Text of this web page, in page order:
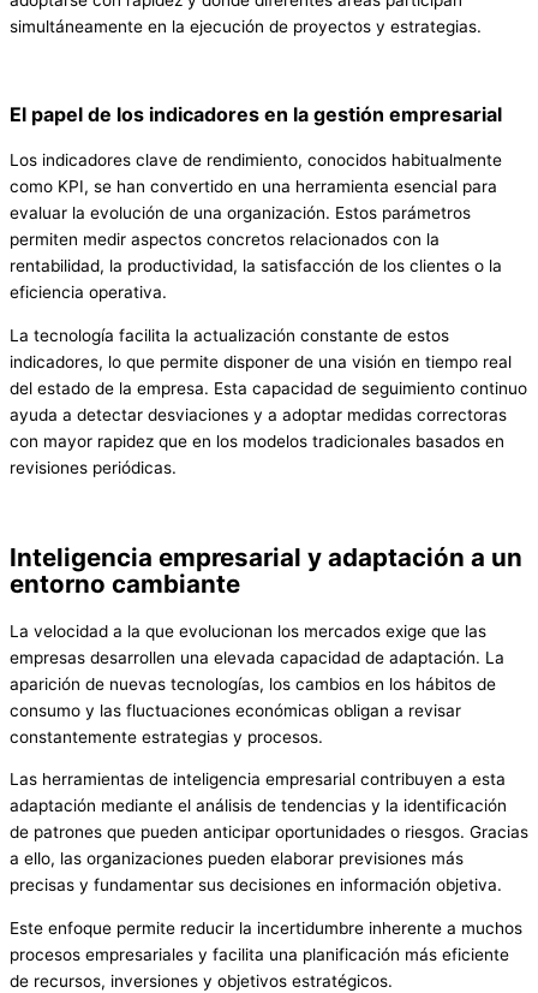
simultáneamente en la ejecución de proyectos y estrategias.
El papel de los indicadores en la gestión empresarial
Los indicadores clave de rendimiento, conocidos habitualmente
como KPI, se han convertido en una herramienta esencial para
evaluar la evolución de una organización. Estos parámetros
permiten medir aspectos concretos relacionados con la
rentabilidad, la productividad, la satisfacción de los clientes o la
eficiencia operativa.
La tecnología facilita la actualización constante de estos
indicadores, lo que permite disponer de una visión en tiempo real
del estado de la empresa. Esta capacidad de seguimiento continuo
ayuda a detectar desviaciones y a adoptar medidas correctoras
con mayor rapidez que en los modelos tradicionales basados en
revisiones periódicas.
Inteligencia empresarial y adaptación a un
entorno cambiante
La velocidad a la que evolucionan los mercados exige que las
empresas desarrollen una elevada capacidad de adaptación. La
aparición de nuevas tecnologías, los cambios en los hábitos de
consumo y las fluctuaciones económicas obligan a revisar
constantemente estrategias y procesos.
Las herramientas de inteligencia empresarial contribuyen a esta
adaptación mediante el análisis de tendencias y la identificación
de patrones que pueden anticipar oportunidades o riesgos. Gracias
a ello, las organizaciones pueden elaborar previsiones más
precisas y fundamentar sus decisiones en información objetiva.
Este enfoque permite reducir la incertidumbre inherente a muchos
procesos empresariales y facilita una planificación más eficiente
de recursos, inversiones y objetivos estratégicos.